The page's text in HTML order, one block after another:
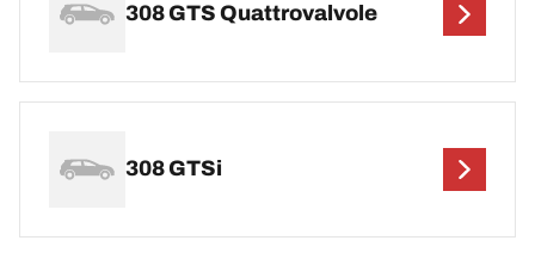
308 GTS Quattrovalvole
308 GTSi